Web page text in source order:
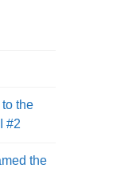
the
#2
the